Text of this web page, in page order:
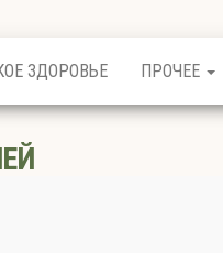
ЗДОРОВЬЕ ПРОЧЕЕ